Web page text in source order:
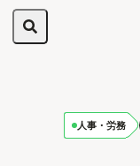
人事・労務